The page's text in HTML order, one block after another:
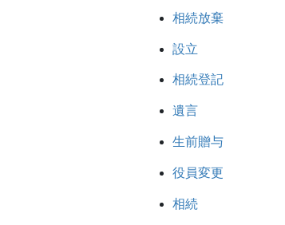
相続放棄
設立
相続登記
遺言
生前贈与
役員変更
相続